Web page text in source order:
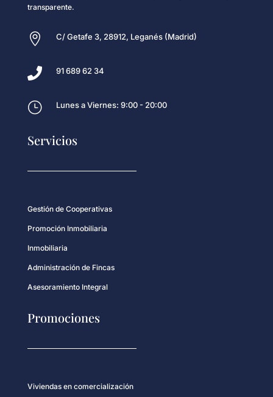
transparente.
 C/ Getafe 3, 28912, Leganés (Madrid)
 91 689 62 34
} Lunes a Viernes: 9:00 - 20:00
Servicios
Gestión de Cooperativas
Promoción Inmobiliaria
Inmobiliaria
Administración de Fincas
Asesoramiento Integral
Promociones
Viviendas en comercialización